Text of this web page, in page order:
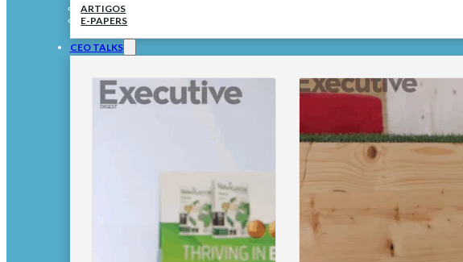
ARTIGOS
E-PAPERS
CEO TALKS